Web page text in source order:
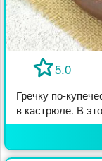
5.0
Гречку по-
в кастрюле. В